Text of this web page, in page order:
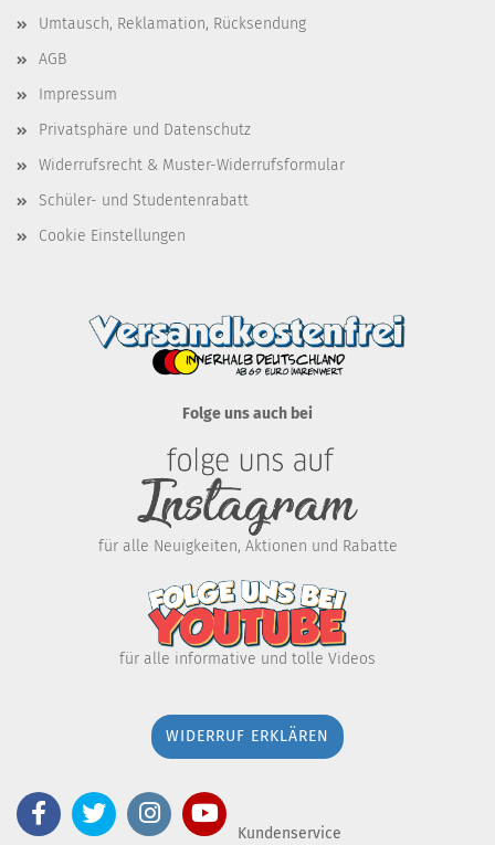
Umtausch, Reklamation, Rücksendung
AGB
Impressum
Privatsphäre und Datenschutz
Widerrufsrecht & Muster-Widerrufsformular
Schüler- und Studentenrabatt
Cookie Einstellungen
Folge uns auch bei
für alle Neuigkeiten, Aktionen und Rabatte
für alle informative und tolle Videos
WIDERRUF ERKLÄREN
Kundenservice